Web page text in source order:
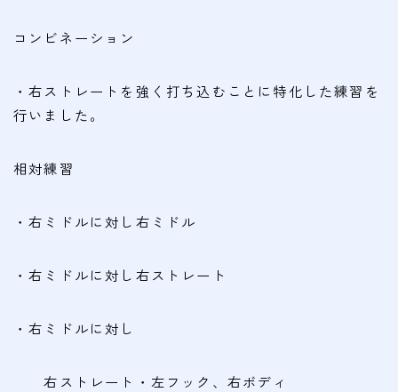
コンビネーション
・右ストレートを強く打ち込むことに特化した練習を
行いました。
相対練習
・右ミドルに対し右ミドル
・右ミドルに対し右ストレート
・右ミドルに対し
右ストレート・左フック、右ボディ